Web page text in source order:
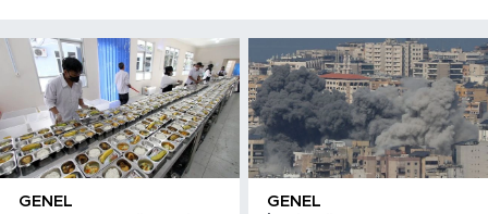
GENEL GENEL